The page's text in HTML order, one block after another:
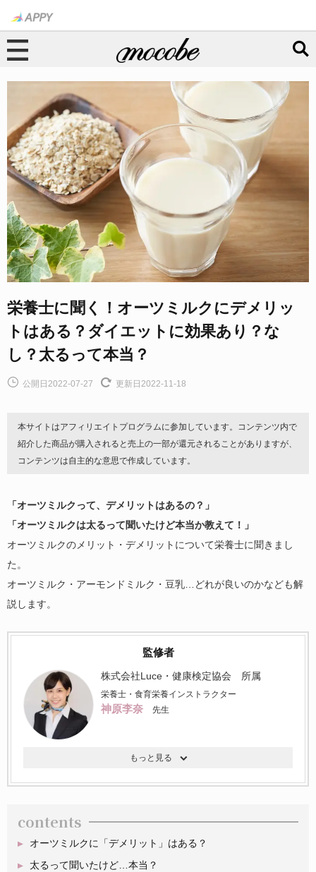
栄養士に聞く！オーツミルクにデメリッ
トはある？ダイエットに効果あり？な
し？太るって本当？
公開日2022-07-27 更新日2022-11-18
本サイトはアフィリエイトプログラムに参加しています。コンテンツ内で
紹介した商品が購入されると売上の一部が還元されることがありますが、
コンテンツは自主的な意思で作成しています。
「オーツミルクって、デメリットはあるの？」
「オーツミルクは太るって聞いたけど本当か教えて！」
オーツミルクのメリット・デメリットについて栄養士に聞きまし
た。
オーツミルク・アーモンドミルク・豆乳…どれが良いのかなども解
説します。
監修者
株式会社Luce・健康検定協会 所属
栄養士・食育栄養インストラクター
神原李奈 先生
contents
オーツミルクに「デメリット」はある？
太るって聞いたけど…本当？